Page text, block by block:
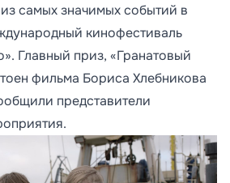
самых значимых событий в
кинофестиваль
Главный приз, «Гранатовый
фильма Бориса Хлебникова
представители